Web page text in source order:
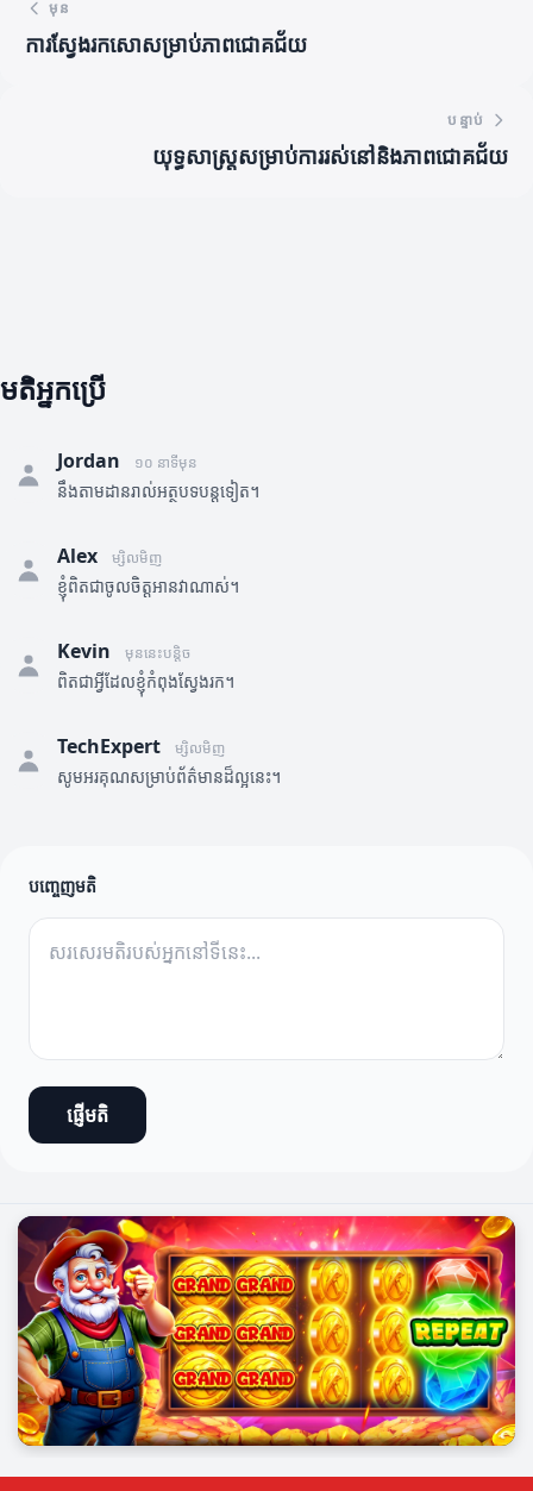
មុន
ការស្វែងរកសោសម្រាប់ភាពជោគជ័យ
បន្ទាប់
យុទ្ធសាស្ត្រសម្រាប់ការរស់នៅនិងភាពជោគជ័យ
មតិអ្នកប្រើ
Jordan ១០ នាទីមុន
នឹងតាមដានរាល់អត្ថបទបន្តទៀត។
Alex ម្សិលមិញ
ខ្ញុំពិតជាចូលចិត្តអានវាណាស់។
Kevin មុននេះបន្តិច
ពិតជាអ្វីដែលខ្ញុំកំពុងស្វែងរក។
TechExpert ម្សិលមិញ
សូមអរគុណសម្រាប់ព័ត៌មានដ៏ល្អនេះ។
បញ្ចេញមតិ
ផ្ញើមតិ